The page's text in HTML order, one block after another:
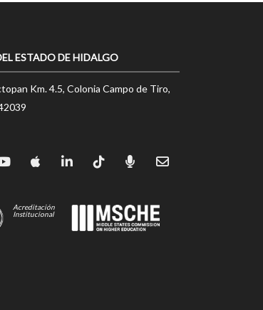
ESTADO DE HIDALGO
Km. 4.5, Colonia Campo de Tiro,
Acreditación
Institucional